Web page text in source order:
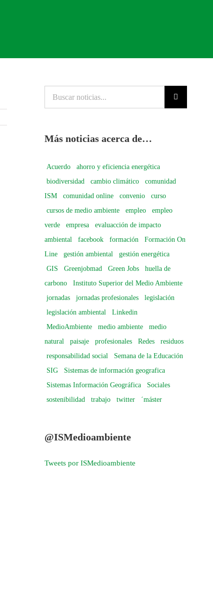
noticias...
Más noticias acerca de…
Acuerdo
ahorro y eficiencia energética
biodiversidad
cambio climático
comunidad
ISM
comunidad online convenio
curso
cursos de medio ambiente
empleo
empleo
verde
empresa
evaluacción de impacto
ambiental
facebook formación
Formación On
Line
gestión ambiental
gestión energética
GIS
Greenjobmad Green Jobs
huella de
carbono
Instituto Superior del Medio Ambiente
jornadas
jornadas profesionales
legislación
legislación ambiental
Linkedin
MedioAmbiente
medio ambiente
medio
natural
paisaje profesionales Redes
residuos
responsabilidad social
Semana de la Educación
SIG
Sistemas de información geografica
Sistemas Información Geográfica
Sociales
sostenibilidad
trabajo twitter ´máster
@ISMedioambiente
Tweets por ISMedioambiente